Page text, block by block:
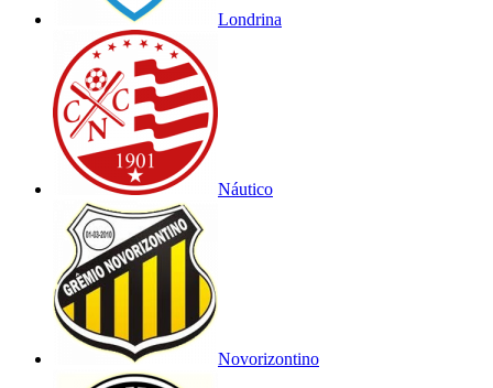
Londrina
Náutico
Novorizontino